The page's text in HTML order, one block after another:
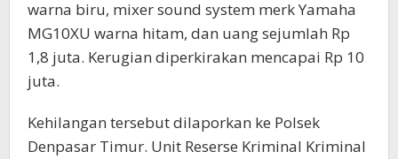
warna biru, mixer sound system merk Yamaha
MG10XU warna hitam, dan uang sejumlah Rp
1,8 juta. Kerugian diperkirakan mencapai Rp 10
juta.
Kehilangan tersebut dilaporkan ke Polsek
Denpasar Timur. Unit Reserse Kriminal Kriminal